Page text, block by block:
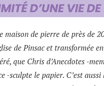
maison de pierre de près de
de Pinsac et transformée
que Chris d’Anecdotes -
-sculpte le papier. C’est aussi